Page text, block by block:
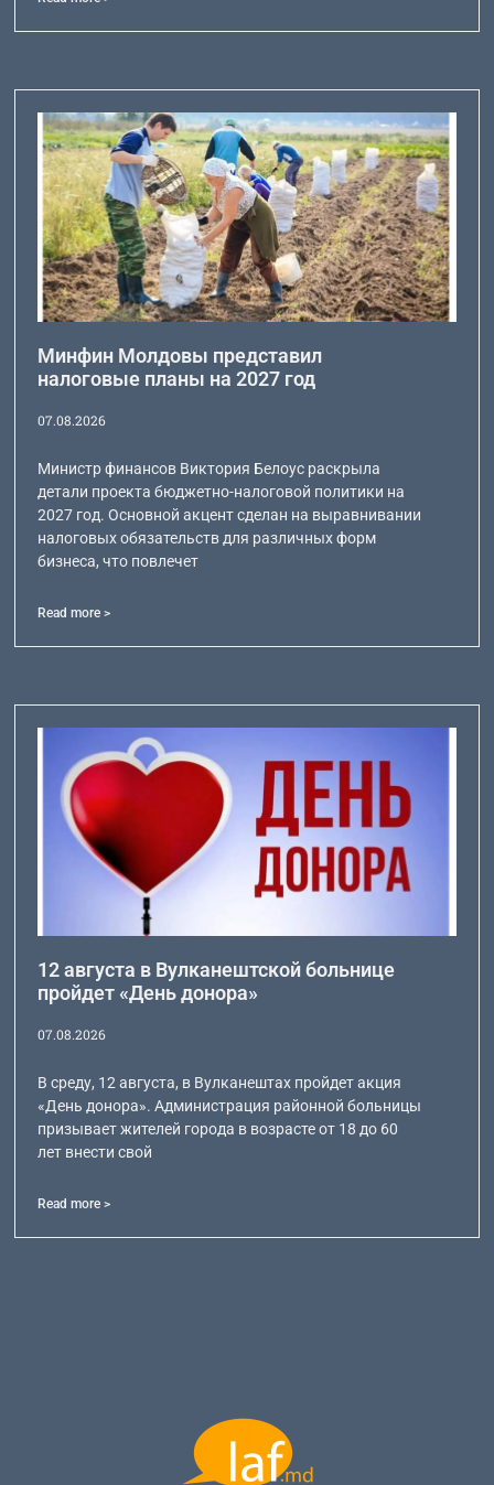
Минфин Молдовы представил
налоговые планы на 2027 год
07.08.2026
Министр финансов Виктория Белоус раскрыла
детали проекта бюджетно-налоговой политики на
2027 год. Основной акцент сделан на выравнивании
налоговых обязательств для различных форм
бизнеса, что повлечет
Read more >
12 августа в Вулканештской больнице
пройдет «День донора»
07.08.2026
В среду, 12 августа, в Вулканештах пройдет акция
«День донора». Администрация районной больницы
призывает жителей города в возрасте от 18 до 60
лет внести свой
Read more >